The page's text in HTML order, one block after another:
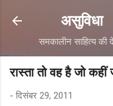
सीधे
असुविधा
समकालीन साहित्य की
रास्ता तो वह है जो कहीं
- दिसंबर 29, 2011